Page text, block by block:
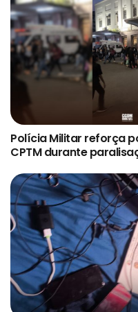
Polícia Militar reforça
CPTM durante